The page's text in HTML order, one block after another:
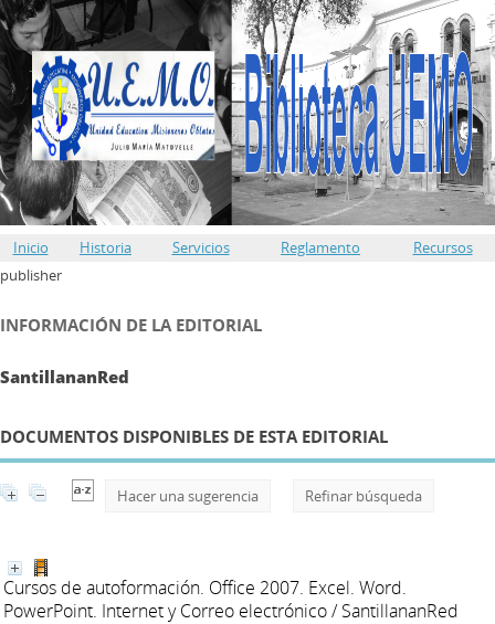
Inicio Historia Servicios Reglamento
Recursos
publisher
INFORMACIÓN DE LA EDITORIAL
SantillananRed
DOCUMENTOS DISPONIBLES DE ESTA EDITORIAL
Hacer una sugerencia Refinar búsqueda
Cursos de autoformación. Office 2007. Excel. Word.
PowerPoint. Internet y Correo electrónico/ SantillananRed